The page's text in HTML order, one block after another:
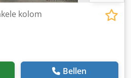
kolom
Bellen